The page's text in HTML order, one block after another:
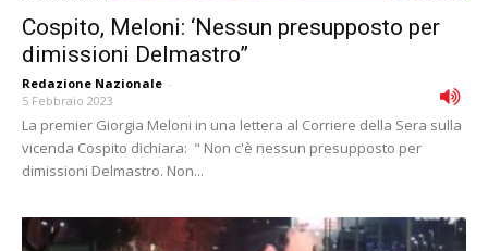
Cospito, Meloni: ‘Nessun presupposto per
dimissioni Delmastro”
Redazione Nazionale -
5 Febbraio 2023
La premier Giorgia Meloni in una lettera al Corriere della Sera sulla
vicenda Cospito dichiara: " Non c'è nessun presupposto per
dimissioni Delmastro. Non...